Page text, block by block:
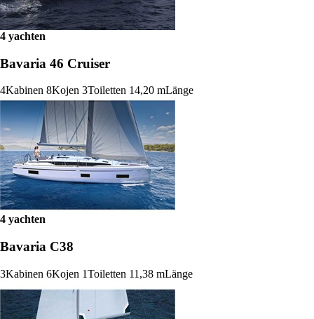
4 yachten
Bavaria 46 Cruiser
4Kabinen 8Kojen 3Toiletten 14,20 mLänge
4 yachten
Bavaria C38
3Kabinen 6Kojen 1Toiletten 11,38 mLänge